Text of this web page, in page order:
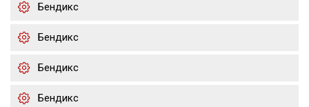
Бендикс
Бендикс
Бендикс
Бендикс